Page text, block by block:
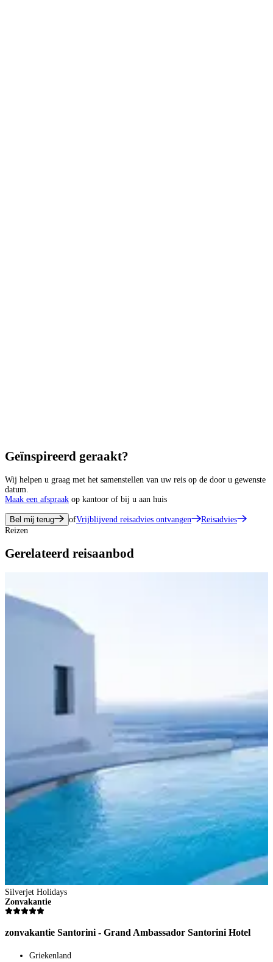
Geïnspireerd geraakt?
Wij helpen u graag met het samenstellen van uw reis op de door u gewenste
datum.
Maak een afspraak op kantoor of bij u aan huis
Bel mij terug ofVrijblijvend reisadvies ontvangen
Reisadvies
Reizen
Gerelateerd reisaanbod
Silverjet Holidays
Zonvakantie
zonvakantie Santorini - Grand Ambassador Santorini Hotel
Griekenland